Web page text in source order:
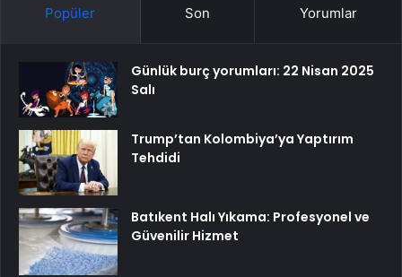
Popüler Son Yorumlar
Günlük burç yorumları: 22 Nisan 2025
Salı
Trump’tan Kolombiya’ya Yaptırım
Tehdidi
Batıkent Halı Yıkama: Profesyonel ve
Güvenilir Hizmet